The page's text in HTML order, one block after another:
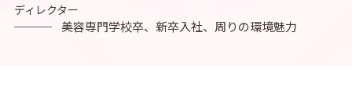
ディレクター
美容専⾨学校卒、新卒⼊社、周りの環境魅⼒